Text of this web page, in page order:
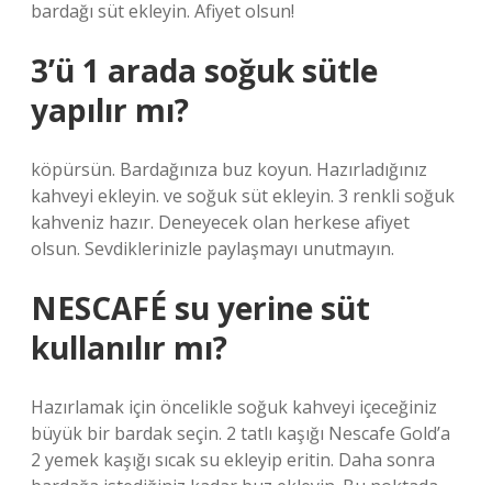
bardağı süt ekleyin. Afiyet olsun!
3’ü 1 arada soğuk sütle
yapılır mı?
köpürsün. Bardağınıza buz koyun. Hazırladığınız
kahveyi ekleyin. ve soğuk süt ekleyin. 3 renkli soğuk
kahveniz hazır. Deneyecek olan herkese afiyet
olsun. Sevdiklerinizle paylaşmayı unutmayın.
NESCAFÉ su yerine süt
kullanılır mı?
Hazırlamak için öncelikle soğuk kahveyi içeceğiniz
büyük bir bardak seçin. 2 tatlı kaşığı Nescafe Gold’a
2 yemek kaşığı sıcak su ekleyip eritin. Daha sonra